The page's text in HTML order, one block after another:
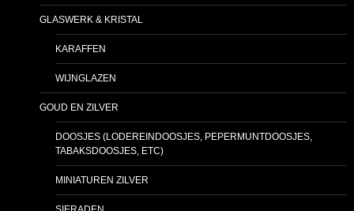
GLASWERK & KRISTAL
KARAFFEN
WIJNGLAZEN
GOUD EN ZILVER
DOOSJES (LODEREINDOOSJES, PEPERMUNTDOOSJES,
TABAKSDOOSJES, ETC)
MINIATUREN ZILVER